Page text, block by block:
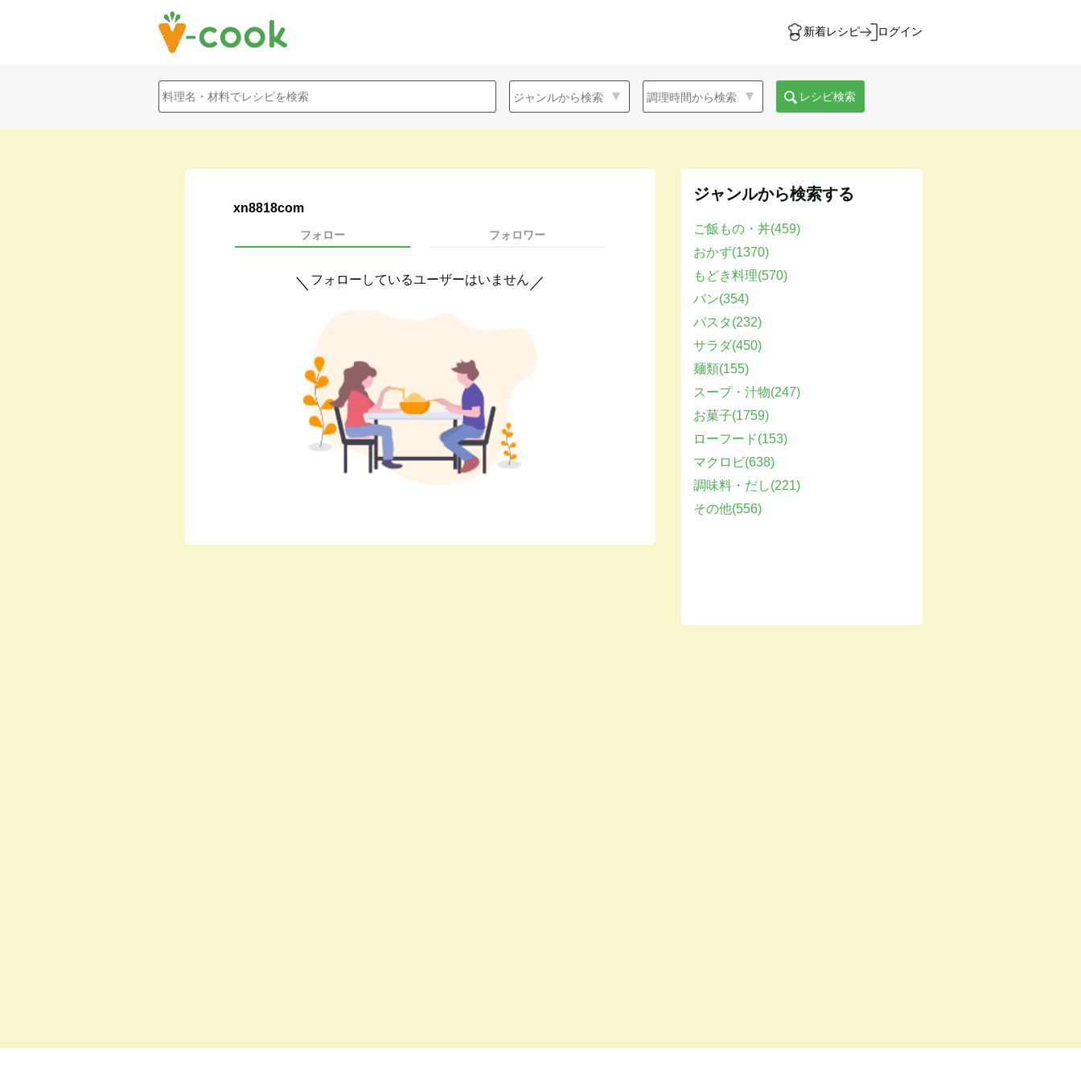
新着レシピ ログイン
レシピ検索
xn8818com
フォロー フォロワー
＼ フォローしているユーザーはいません ／
ジャンルから検索する
ご飯もの・丼(459)
おかず(1370)
もどき料理(570)
パン(354)
パスタ(232)
サラダ(450)
麺類(155)
スープ・汁物(247)
お菓子(1759)
ローフード(153)
マクロビ(638)
調味料・だし(221)
その他(556)